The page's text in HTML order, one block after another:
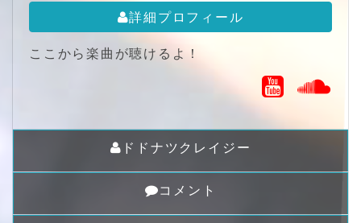
詳細プロフィール
ここから楽曲が聴けるよ！
ドドナツクレイジー
コメント